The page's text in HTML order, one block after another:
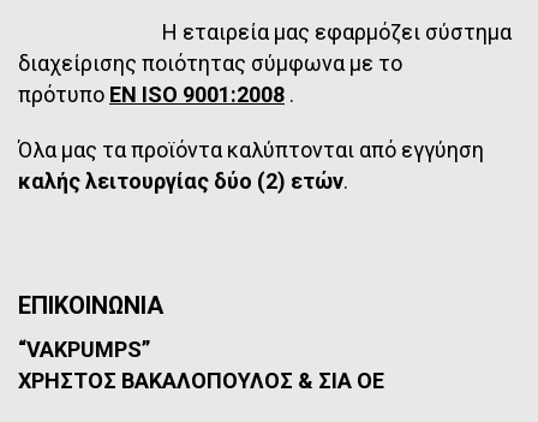
Η εταιρεία μας εφαρμόζει σύστημα
διαχείρισης ποιότητας σύμφωνα με το
πρότυπο EN ISO 9001:2008 .
Όλα μας τα προϊόντα καλύπτονται από εγγύηση
καλής λειτουργίας δύο (2) ετών.
ΕΠΙΚΟΙΝΩΝΙΑ
“VAKPUMPS”
ΧΡΗΣΤΟΣ ΒΑΚΑΛΟΠΟΥΛΟΣ & ΣΙΑ ΟΕ